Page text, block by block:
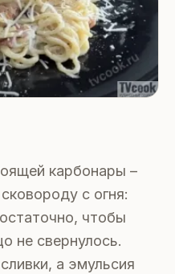
карбонары –
с огня:
чтобы
не свернулось.
а эмульсия